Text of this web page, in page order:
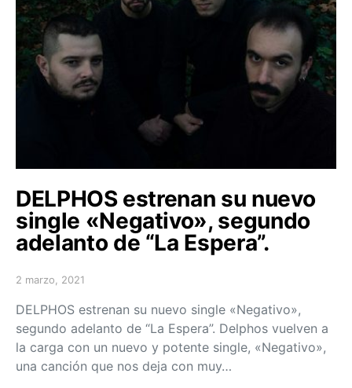
DELPHOS estrenan su nuevo
single «Negativo», segundo
adelanto de “La Espera”.
Posted on
2 marzo, 2021
DELPHOS estrenan su nuevo single «Negativo»,
segundo adelanto de “La Espera”. Delphos vuelven a
la carga con un nuevo y potente single, «Negativo»,
una canción que nos deja con muy…